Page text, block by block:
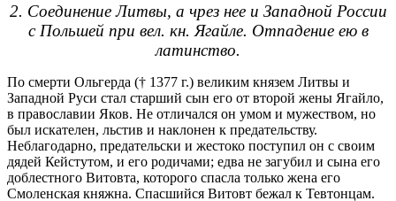
2. Соединение Литвы, а чрез нее и Западной России
с Польшей при вел. кн. Ягайле. Отпадение ею в
латинство.
По смерти Ольгерда († 1377 г.) великим князем Литвы и
Западной Руси стал старший сын его от второй жены Ягайло,
в православии Яков. Не отличался он умом и мужеством, но
был искателен, льстив и наклонен к предательству.
Неблагодарно, предательски и жестоко поступил он с своим
дядей Кейстутом, и его родичами; едва не загубил и сына его
доблестного Витовта, которого спасла только жена его
Смоленская княжна. Спасшийся Витовт бежал к Тевтонцам.